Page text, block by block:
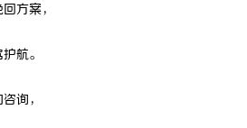
方案，
航。
询，